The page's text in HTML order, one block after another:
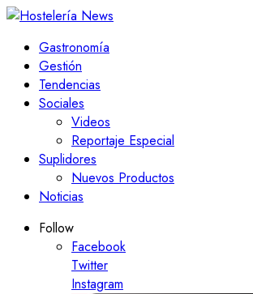
Gastronomía
Gestión
Tendencias
Sociales
Videos
Reportaje Especial
Suplidores
Nuevos Productos
Noticias
Follow
Facebook
Twitter
Instagram